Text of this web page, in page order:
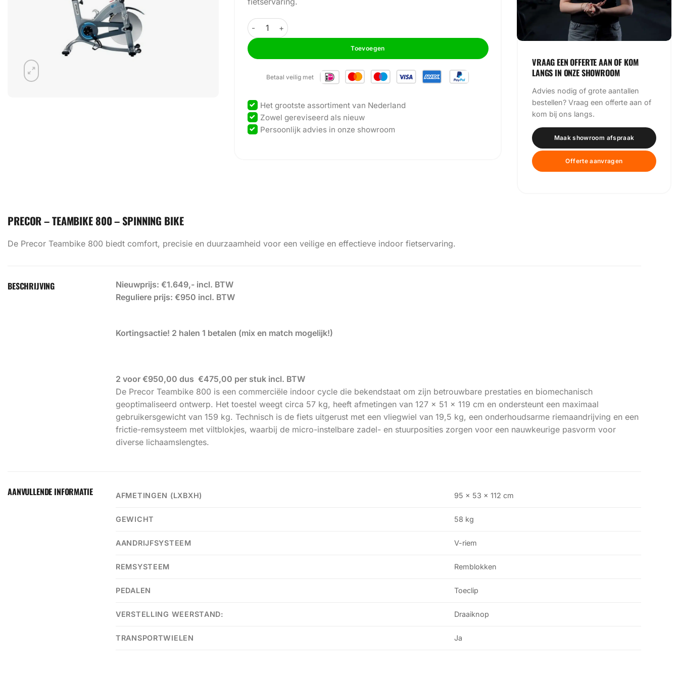
Precor - Teambike 800 - Spinning Bike aantal
Toevoegen
Betaal veilig met
Het grootste assortiment van Nederland
Zowel gereviseerd als nieuw
Persoonlijk advies in onze showroom
VRAAG EEN OFFERTE AAN OF KOM
LANGS IN ONZE SHOWROOM
Advies nodig of grote aantallen
bestellen? Vraag een offerte aan of
kom bij ons langs.
Maak showroom afspraak
Offerte aanvragen
PRECOR – TEAMBIKE 800 – SPINNING BIKE
De Precor Teambike 800 biedt comfort, precisie en duurzaamheid voor een veilige en effectieve indoor fietservaring.
BESCHRIJVING
Nieuwprijs: €1.649,- incl. BTW
Reguliere prijs: €950 incl. BTW
Kortingsactie! 2 halen 1 betalen (mix en match mogelijk!)
2 voor €950,00 dus €475,00 per stuk incl. BTW
De Precor Teambike 800 is een commerciële indoor cycle die bekendstaat om zijn betrouwbare prestaties en biomechanisch
geoptimaliseerd ontwerp. Het toestel weegt circa 57 kg, heeft afmetingen van 127 x 51 x 119 cm en ondersteunt een maximaal
gebruikersgewicht van 159 kg. Technisch is de fiets uitgerust met een vliegwiel van 19,5 kg, een onderhoudsarme riemaandrijving en een
frictie-remsysteem met viltblokjes, waarbij de micro-instelbare zadel- en stuurposities zorgen voor een nauwkeurige pasvorm voor
diverse lichaamslengtes.
AANVULLENDE INFORMATIE AFMETINGEN (LXBXH) 95 x 53 x 112 cm
GEWICHT 58 kg
AANDRIJFSYSTEEM V-riem
REMSYSTEEM Remblokken
PEDALEN Toeclip
VERSTELLING WEERSTAND: Draaiknop
TRANSPORTWIELEN Ja